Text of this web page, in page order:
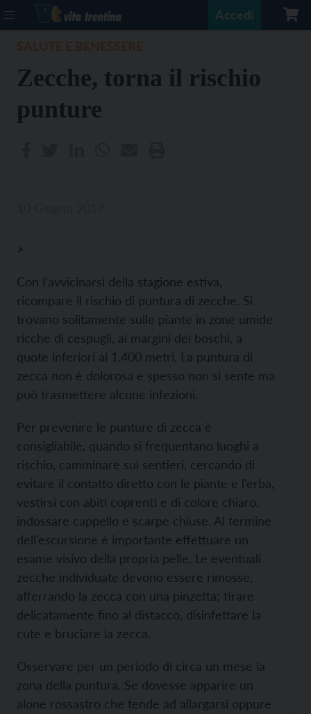
Accedi
Zecche, torna il rischio
punture
>
Con l’avvicinarsi della stagione estiva,
ricompare il rischio di puntura di zecche. Si
trovano solitamente sulle piante in zone umide
ricche di cespugli, ai margini dei boschi, a
quote inferiori ai 1.400 metri. La puntura di
zecca non è dolorosa e spesso non si sente ma
può trasmettere alcune infezioni.
Per prevenire le punture di zecca è
consigliabile, quando si frequentano luoghi a
rischio, camminare sui sentieri, cercando di
evitare il contatto diretto con le piante e l’erba,
vestirsi con abiti coprenti e di colore chiaro,
indossare cappello e scarpe chiuse. Al termine
dell’escursione è importante effettuare un
esame visivo della propria pelle. Le eventuali
zecche individuate devono essere rimosse,
afferrando la zecca con una pinzetta; tirare
delicatamente fino al distacco, disinfettare la
cute e bruciare la zecca.
Osservare per un periodo di circa un mese la
zona della puntura. Se dovesse apparire un
alone rossastro che tende ad allargarsi oppure